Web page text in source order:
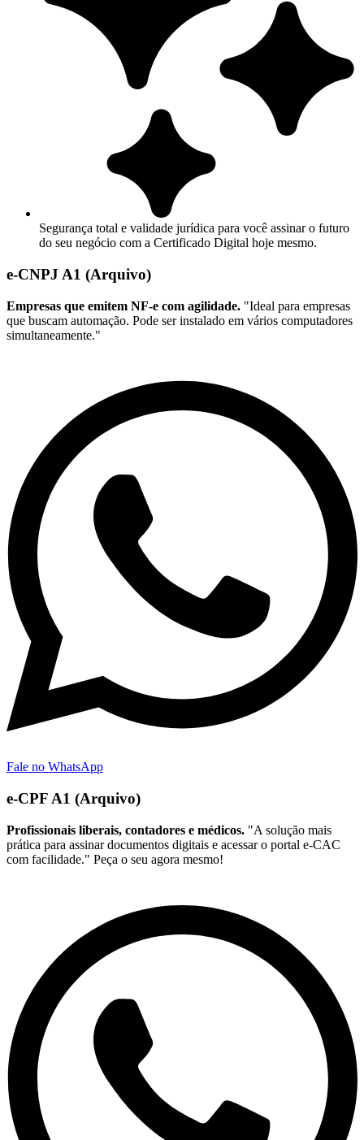
Segurança total e validade jurídica para você assinar o futuro
do seu negócio com a Certificado Digital hoje mesmo.
e-CNPJ A1 (Arquivo)
Empresas que emitem NF-e com agilidade. "Ideal para empresas
que buscam automação. Pode ser instalado em vários computadores
simultaneamente."
Fale no WhatsApp
e-CPF A1 (Arquivo)
Profissionais liberais, contadores e médicos. "A solução mais
prática para assinar documentos digitais e acessar o portal e-CAC
com facilidade." Peça o seu agora mesmo!